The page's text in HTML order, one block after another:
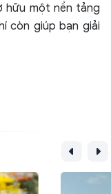
hữu một nền tảng
còn giúp bạn giải